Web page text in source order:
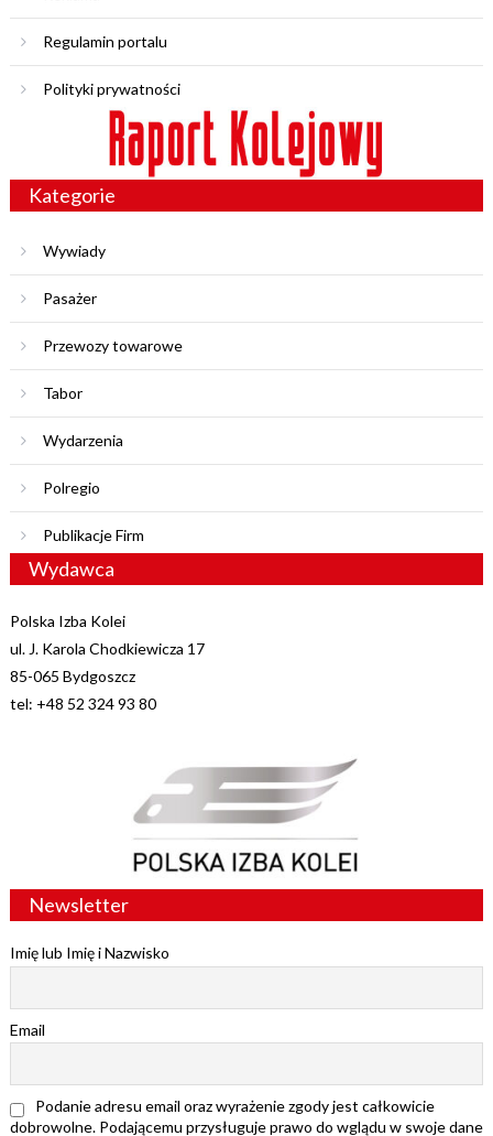
Regulamin portalu
Polityki prywatności
Kategorie
Wywiady
Pasażer
Przewozy towarowe
Tabor
Wydarzenia
Polregio
Publikacje Firm
Wydawca
Polska Izba Kolei
ul. J. Karola Chodkiewicza 17
85-065 Bydgoszcz
tel: +48 52 324 93 80
Newsletter
Imię lub Imię i Nazwisko
Email
Podanie adresu email oraz wyrażenie zgody jest całkowicie
dobrowolne. Podającemu przysługuje prawo do wglądu w swoje dane